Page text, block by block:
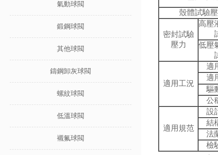
氣動球閥
鍛鋼球閥
其他球閥
鑄鋼卸灰球閥
螺紋球閥
低溫球閥
襯氟球閥
殼體試驗
密封試驗
壓力
高壓
低壓
適用工況
適
適
驅
公
適用規范
設
結
法
檢